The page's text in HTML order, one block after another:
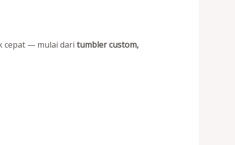
cepat — mulai dari tumbler custom,